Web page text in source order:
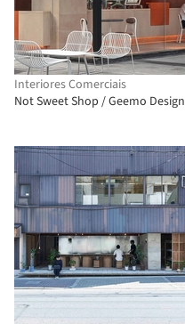
Interiores Comerciais
Not Sweet Shop / Geemo Design